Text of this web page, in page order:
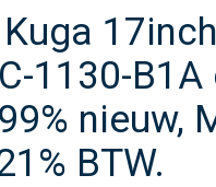
17inch
1130-B1A
nieuw,
BTW.